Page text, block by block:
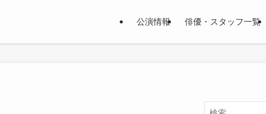
公演情報 俳優・スタッフ一覧